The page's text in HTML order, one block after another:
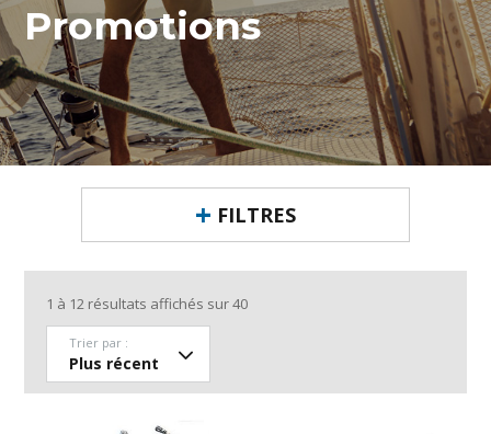
Promotions
FILTRES
1 à 12 résultats affichés sur40
Trier par :